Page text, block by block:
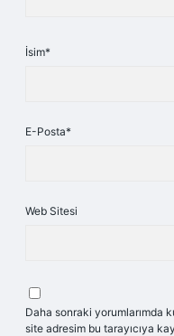
İsim*
E-Posta*
Web Sitesi
Daha sonraki yorumlarımda
site adresim bu tarayıcıya